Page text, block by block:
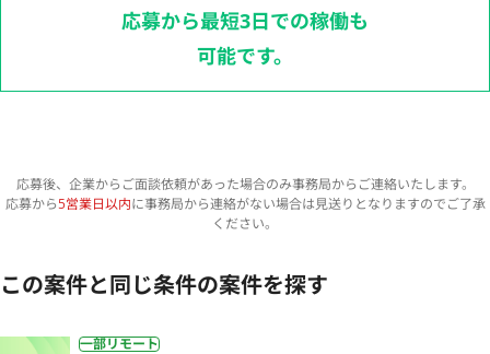
応募から最短3日での稼働も
可能です。
応募後、企業からご面談依頼があった場合のみ事務局からご連絡いたします。
応募から5営業日以内に事務局から連絡がない場合は見送りとなりますのでご了承
ください。
この案件と同じ条件の案件を探す
一部リモート